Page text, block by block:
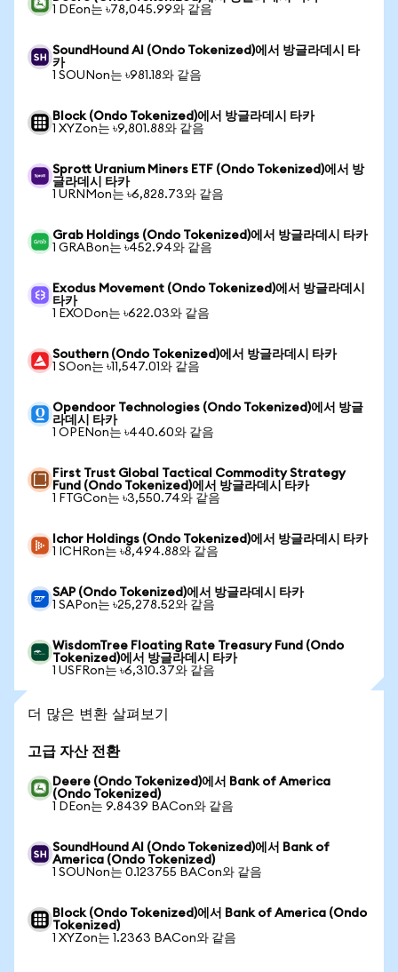
1 DEon는 ৳78,045.99와 같음
SoundHound AI (Ondo Tokenized)에서 방글라데시 타
카
1 SOUNon는 ৳981.18와 같음
Block (Ondo Tokenized)에서 방글라데시 타카
1 XYZon는 ৳9,801.88와 같음
Sprott Uranium Miners ETF (Ondo Tokenized)에서 방
글라데시 타카
1 URNMon는 ৳6,828.73와 같음
Grab Holdings (Ondo Tokenized)에서 방글라데시 타카
1 GRABon는 ৳452.94와 같음
Exodus Movement (Ondo Tokenized)에서 방글라데시
타카
1 EXODon는 ৳622.03와 같음
Southern (Ondo Tokenized)에서 방글라데시 타카
1 SOon는 ৳11,547.01와 같음
Opendoor Technologies (Ondo Tokenized)에서 방글
라데시 타카
1 OPENon는 ৳440.60와 같음
First Trust Global Tactical Commodity Strategy
Fund (Ondo Tokenized)에서 방글라데시 타카
1 FTGCon는 ৳3,550.74와 같음
Ichor Holdings (Ondo Tokenized)에서 방글라데시 타카
1 ICHRon는 ৳8,494.88와 같음
SAP (Ondo Tokenized)에서 방글라데시 타카
1 SAPon는 ৳25,278.52와 같음
WisdomTree Floating Rate Treasury Fund (Ondo
Tokenized)에서 방글라데시 타카
1 USFRon는 ৳6,310.37와 같음
더 많은 변환 살펴보기
고급 자산 전환
Deere (Ondo Tokenized)에서 Bank of America
(Ondo Tokenized)
1 DEon는 9.8439 BACon와 같음
SoundHound AI (Ondo Tokenized)에서 Bank of
America (Ondo Tokenized)
1 SOUNon는 0.123755 BACon와 같음
Block (Ondo Tokenized)에서 Bank of America (Ondo
Tokenized)
1 XYZon는 1.2363 BACon와 같음